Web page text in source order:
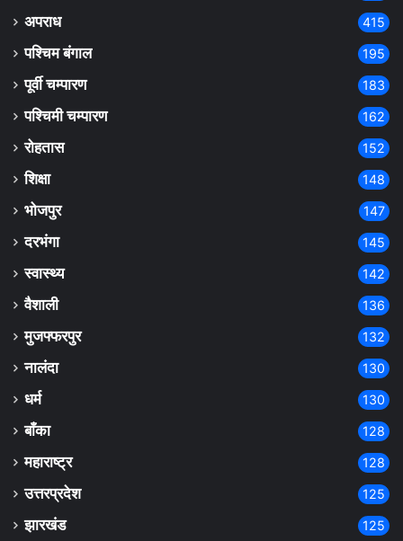
अपराध 415
पश्चिम बंगाल 195
पूर्वी चम्पारण 183
पश्चिमी चम्पारण 162
रोहतास 152
शिक्षा 148
भोजपुर 147
दरभंगा 145
स्वास्थ्य 142
वैशाली 136
मुजफ्फरपुर 132
नालंदा 130
धर्म 130
बाँका 128
महाराष्ट्र 128
उत्तरप्रदेश 125
झारखंड 125